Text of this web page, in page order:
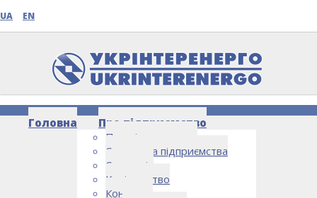
UA EN
Головна
Про підприємство
Про підприємство
Структура підприємства
Стратегія
Керівництво
Контакти